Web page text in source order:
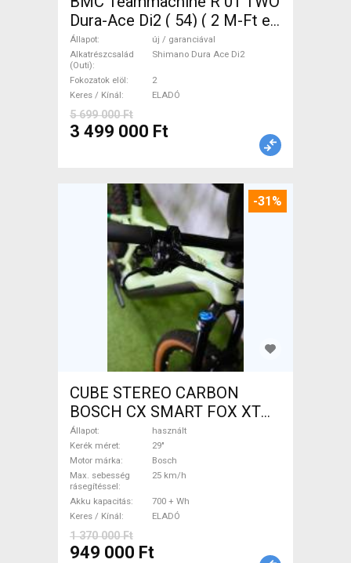
Dura-Ace Di2 ( 54) ( 2 M-Ft e
Országúti Shimano Dura Ace
Di2 tárcsafék új / garanciával
ELADÓ
Állapot
új / garanciával
Alkatrészcsalád
(Outi)
Shimano Dura Ace Di2
Fokozatok elöl
2
Keres / Kínál
ELADÓ
5 699 000 Ft
3 499 000 Ft
-31%
CUBE STEREO CARBON
BOSCH CX SMART FOX XT
Elektromos Mountain Bike
29" össztelós / fully Bosch
használt ELADÓ
Állapot
használt
Kerék méret
29"
Motor márka
Bosch
Max. sebesség
rásegítéssel
25 km/h
Akku kapacitás
700 + Wh
Keres / Kínál
ELADÓ
1 370 000 Ft
949 000 Ft